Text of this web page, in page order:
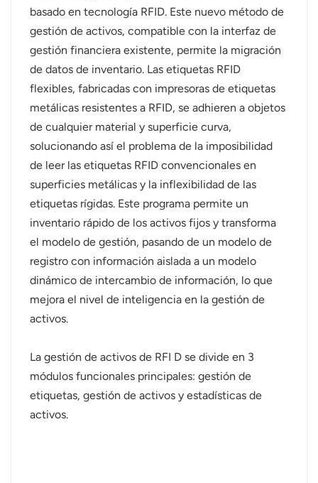
Indonesia
norsk
magyar
basado en tecnología RFID. Este nuevo método de
gestión de activos, compatible con la interfaz de
gestión financiera existente, permite la migración
de datos de inventario. Las etiquetas RFID
flexibles, fabricadas con impresoras de etiquetas
metálicas resistentes a RFID, se adhieren a objetos
de cualquier material y superficie curva,
solucionando así el problema de la imposibilidad
de leer las etiquetas RFID convencionales en
superficies metálicas y la inflexibilidad de las
etiquetas rígidas. Este programa permite un
inventario rápido de los activos fijos y transforma
el modelo de gestión, pasando de un modelo de
registro con información aislada a un modelo
dinámico de intercambio de información, lo que
mejora el nivel de inteligencia en la gestión de
activos.
La gestión de activos de RFI D se divide en 3
módulos funcionales principales: gestión de
etiquetas, gestión de activos y estadísticas de
activos.